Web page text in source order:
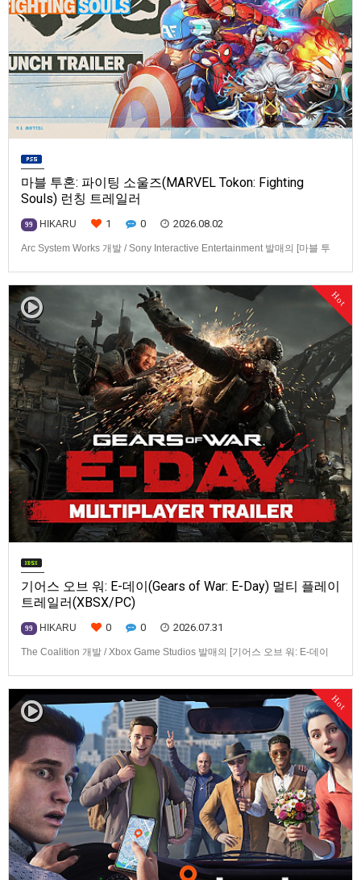
마블 투혼: 파이팅 소울즈(MARVEL Tokon: Fighting
Souls) 런칭 트레일러
99 HIKARU 1 0 2026.08.02
Arc System Works 개발 / Sony Interactive Entertainment 발매의 [마블 투
로 예정.
Hot
기어스 오브 워: E-데이(Gears of War: E-Day) 멀티 플레이
트레일러(XBSX/PC)
99 HIKARU 0 0 2026.07.31
The Coalition 개발 / Xbox Game Studios 발매의 [기어스 오브 워: E-데이
Hot